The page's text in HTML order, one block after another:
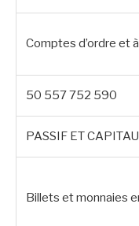
Comptes d’ordre et
50 557 752 590
PASSIF ET
Billets et monnaies